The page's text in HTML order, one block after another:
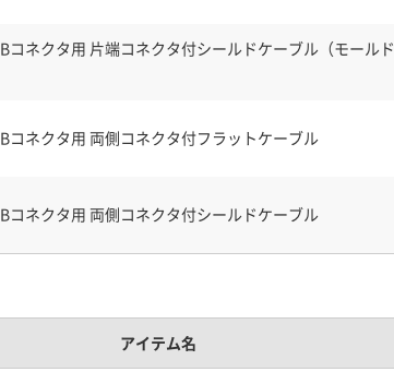
コネクタ用 片端コネクタ付シールドケーブル（モールド
コネクタ用 両側コネクタ付フラットケーブル
コネクタ用 両側コネクタ付シールドケーブル
アイテム名